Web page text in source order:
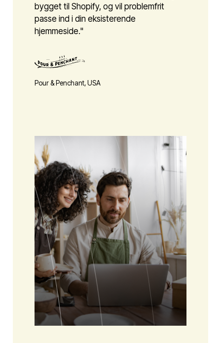
bygget til Shopify, og vil problemfrit
passe ind i din eksisterende
hjemmeside."
Pour & Penchant, USA